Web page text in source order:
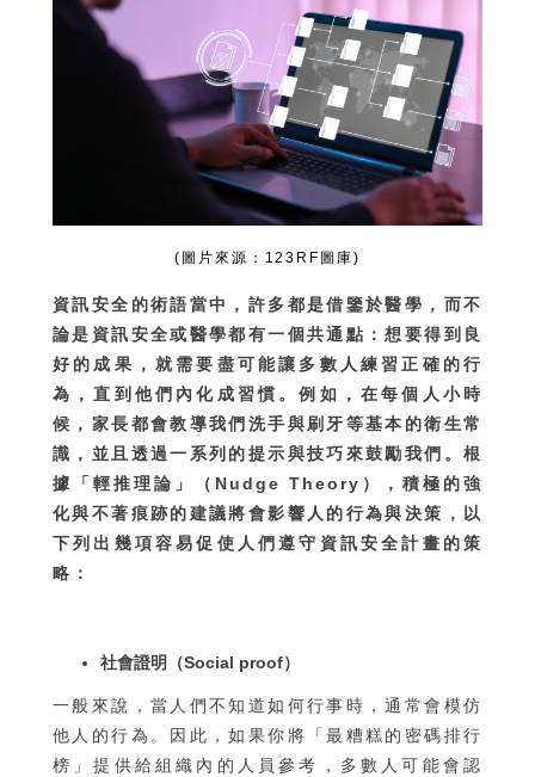
(圖片來源：123RF圖庫)
資訊安全的術語當中，許多都是借鑒於醫學，而不
論是資訊安全或醫學都有一個共通點：想要得到良
好的成果，就需要盡可能讓多數人練習正確的行
為，直到他們內化成習慣。例如，在每個人小時
候，家長都會教導我們洗手與刷牙等基本的衛生常
識，並且透過一系列的提示與技巧來鼓勵我們。根
據「輕推理論」（Nudge Theory），積極的強
化與不著痕跡的建議將會影響人的行為與決策，以
下列出幾項容易促使人們遵守資訊安全計畫的策
略：
社會證明（Social proof）
一般來說，當人們不知道如何行事時，通常會模仿
他人的行為。因此，如果你將「最糟糕的密碼排行
榜」提供給組織內的人員參考，多數人可能會認